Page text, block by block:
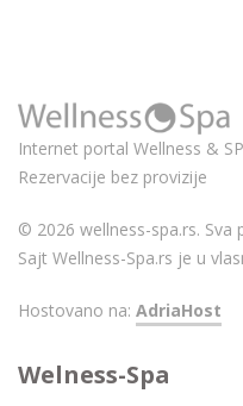
Internet portal Wellness &
Rezervacije bez provizije
© 2026 wellness-spa.rs. Sva
Sajt Wellness-Spa.rs je u
Hostovano na: AdriaHost
Welness-Spa